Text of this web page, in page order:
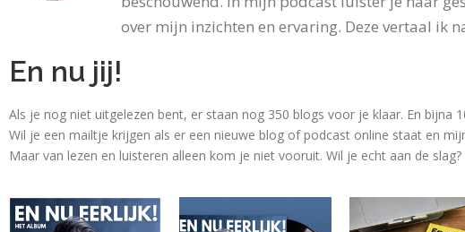
over mijn inzichten en ervaring. Deze vertaal ik
En nu jij!
Als je nog niet uitgelezen bent, er staan nog 350 blogs voor je klaar. En bijna
Wil je een mailtje krijgen als er een nieuwe blog of podcast online staat en
Maar van lezen en luisteren alleen kom je niet vooruit. Wil je echt aan de